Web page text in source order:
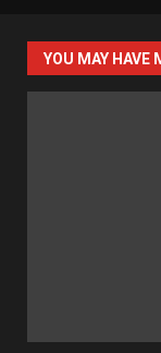
YOU MAY HAVE